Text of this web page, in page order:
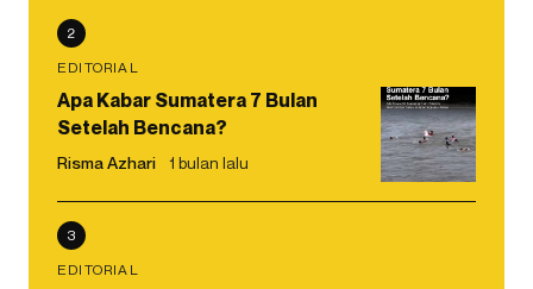
2
EDITORIAL
Apa Kabar Sumatera 7 Bulan
Setelah Bencana?
Risma Azhari 1 bulan lalu
3
EDITORIAL